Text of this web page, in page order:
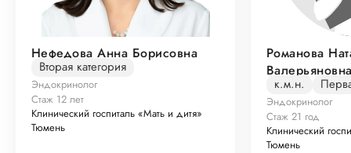
Нефедова Анна Борисовна
Вторая категория
Эндокринолог
Стаж 12 лет
Клинический госпиталь «Мать и дитя»
Тюмень
Романова
к.м.н.
Эндокринолог
Стаж 21 год
Клинический
Тюмень